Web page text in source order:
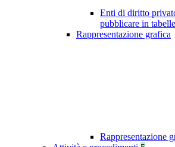
Enti di diritto
pubblicare in
Rappresentazione grafica
Rappresentazione